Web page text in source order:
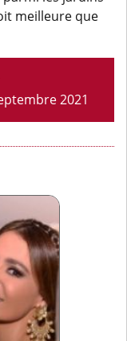
meilleure que
2021